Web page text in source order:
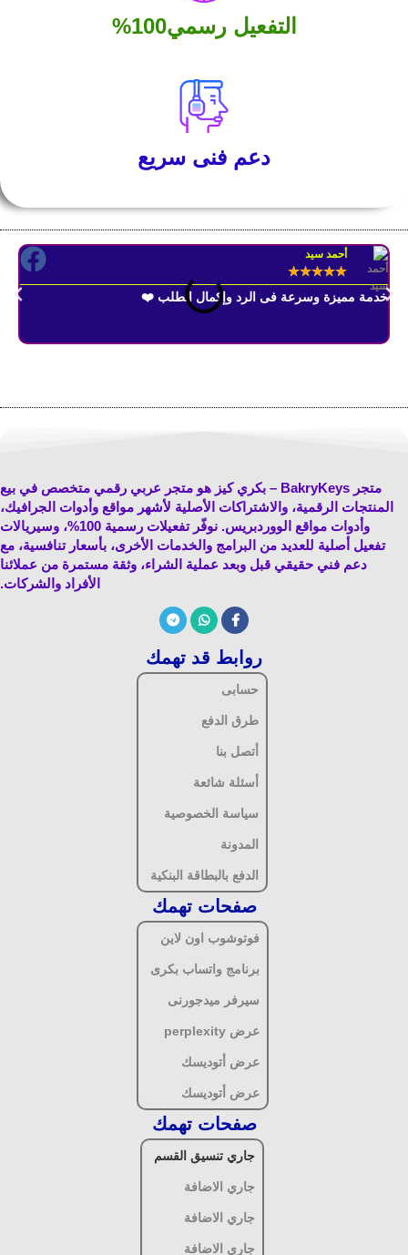
التفعيل رسمي100%
دعم فنى سريع
أحمد سيد
★
★
★
★
★
خدمة مميزة وسرعة فى الرد وإكمال الطلب ❤️
متجر BakryKeys – بكري كيز هو متجر عربي رقمي متخصص في بيع
المنتجات الرقمية، والاشتراكات الأصلية لأشهر مواقع وأدوات الجرافيك،
وأدوات مواقع الووردبريس. نوفّر تفعيلات رسمية 100%، وسيريالات
تفعيل أصلية للعديد من البرامج والخدمات الأخرى، بأسعار تنافسية، مع
دعم فني حقيقي قبل وبعد عملية الشراء، وثقة مستمرة من عملائنا
الأفراد والشركات.
روابط قد تهمك
حسابى
طرق الدفع
أتصل بنا
أسئلة شائعة
سياسة الخصوصية
المدونة
الدفع بالبطاقة البنكية
صفحات تهمك
فوتوشوب اون لاين
برنامج واتساب بكرى
سيرفر ميدجورنى
عرض perplexity
عرض أتوديسك
عرض أتوديسك
صفحات تهمك
جاري تنسيق القسم
جاري الاضافة
جاري الاضافة
جاري الاضافة